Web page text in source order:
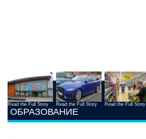
Read the Full Story Read the Full Story Read the Full Story
ОБРАЗОВАНИЕ